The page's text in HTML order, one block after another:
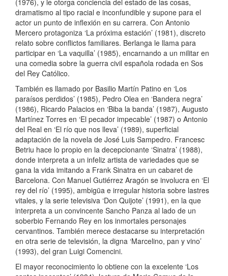
dramatismo al tipo racial e inconfundible y supone para el
actor un punto de inflexión en su carrera. Con Antonio
Mercero protagoniza ‘La próxima estación’ (1981), discreto
relato sobre conflictos familiares. Berlanga le llama para
participar en ‘La vaquilla’ (1985), encarnando a un militar en
una comedia sobre la guerra civil española rodada en Sos
del Rey Católico.
También es llamado por Basilio Martín Patino en ‘Los
paraísos perdidos’ (1985), Pedro Olea en ‘Bandera negra’
(1986), Ricardo Palacios en ‘Biba la banda’ (1987), Augusto
Martínez Torres en ‘El pecador impecable’ (1987) o Antonio
del Real en ‘El río que nos lleva’ (1989), superficial
adaptación de la novela de José Luis Sampedro. Francesc
Betriu hace lo propio en la decepcionante ‘Sinatra’ (1988),
donde interpreta a un infeliz artista de variedades que se
gana la vida imitando a Frank Sinatra en un cabaret de
Barcelona. Con Manuel Gutiérrez Aragón se involucra en ‘El
rey del río’ (1995), ambigüa e irregular historia sobre lastres
vitales, y la serie televisiva ‘Don Quijote’ (1991), en la que
interpreta a un convincente Sancho Panza al lado de un
soberbio Fernando Rey en los inmortales personajes
cervantinos. También merece destacarse su interpretación
en otra serie de televisión, la digna ‘Marcelino, pan y vino’
(1993), del gran Luigi Comencini.
El mayor reconocimiento lo obtiene con la excelente ‘Los